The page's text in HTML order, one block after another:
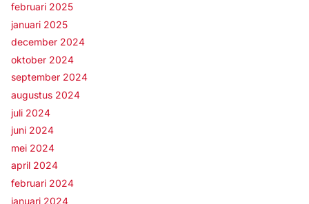
februari 2025
januari 2025
december 2024
oktober 2024
september 2024
augustus 2024
juli 2024
juni 2024
mei 2024
april 2024
februari 2024
januari 2024